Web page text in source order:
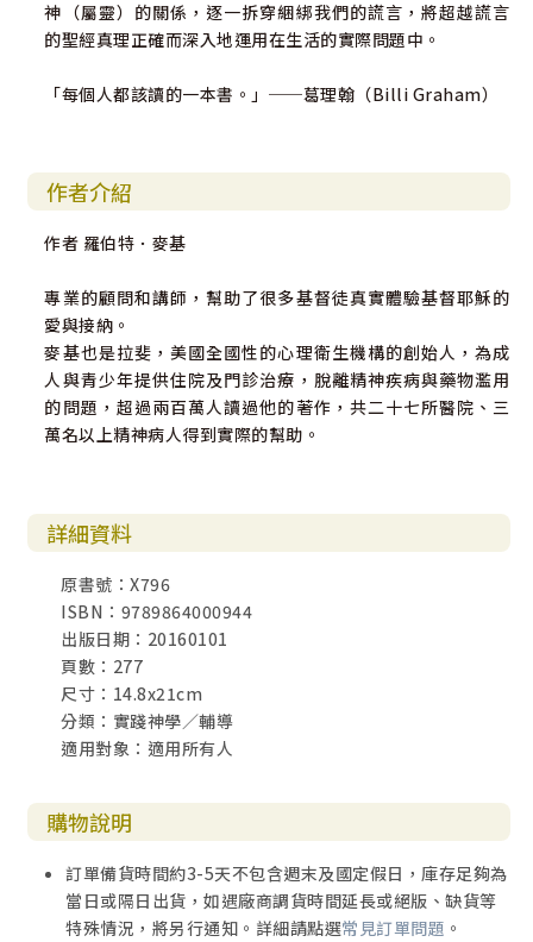
神（屬靈）的關係，逐一拆穿綑綁我們的謊言，將超越謊言
的聖經真理正確而深入地運用在生活的實際問題中。
「每個人都該讀的一本書。」──葛理翰（Billi Graham）
作者介紹
作者 羅伯特．麥基
專業的顧問和講師，幫助了很多基督徒真實體驗基督耶穌的
愛與接納。
麥基也是拉斐，美國全國性的心理衛生機構的創始人，為成
人與青少年提供住院及門診治療，脫離精神疾病與藥物濫用
的問題，超過兩百萬人讀過他的著作，共二十七所醫院、三
萬名以上精神病人得到實際的幫助。
詳細資料
原書號：X796
ISBN：9789864000944
出版日期：20160101
頁數：277
尺寸：14.8x21cm
分類：實踐神學／輔導
適用對象：適用所有人
購物說明
訂單備貨時間約3-5天不包含週末及國定假日，庫存足夠為
當日或隔日出貨，如遇廠商調貨時間延長或絕版、缺貨等
特殊情況，將另行通知。詳細請點選常見訂單問題 。